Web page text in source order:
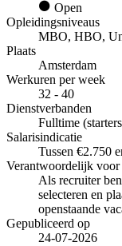
Open
Opleidingsniveaus
MBO, HBO,
Plaats
Amsterdam
Werkuren per week
32 - 40
Dienstverbanden
Fulltime
Salarisindicatie
Tussen €2.750
Verantwoordelijk voor
Als recruiter
selecteren en
openstaande
Gepubliceerd op
24-07-2026